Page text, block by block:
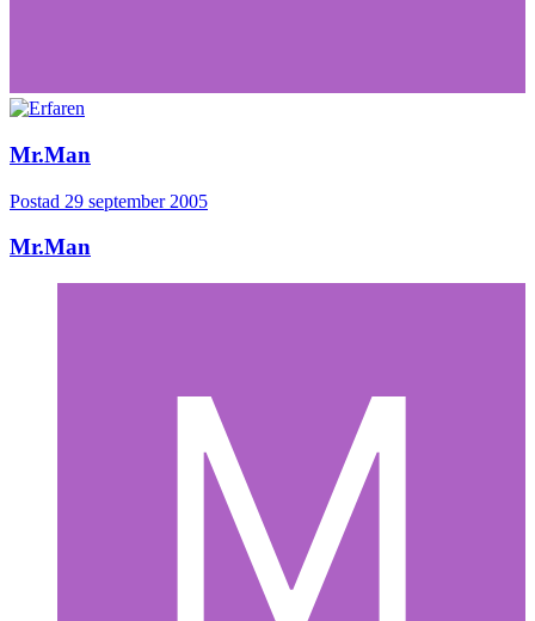
Mr.Man
Postad 29 september 2005
Mr.Man